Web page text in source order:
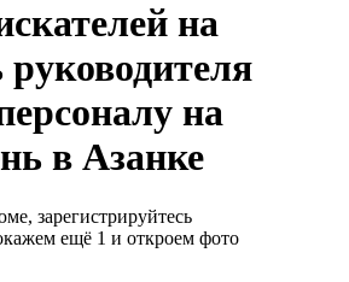
на
на
в Азанке
зарегистрируйтесь
ещё 1 и откроем фото